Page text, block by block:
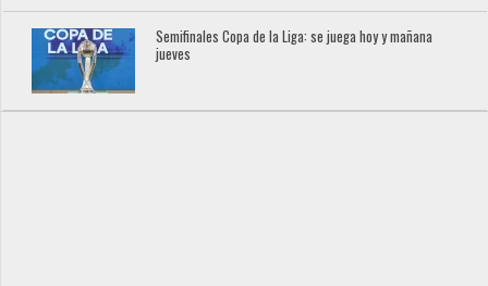
Semifinales Copa de la Liga: se juega hoy y mañana
jueves